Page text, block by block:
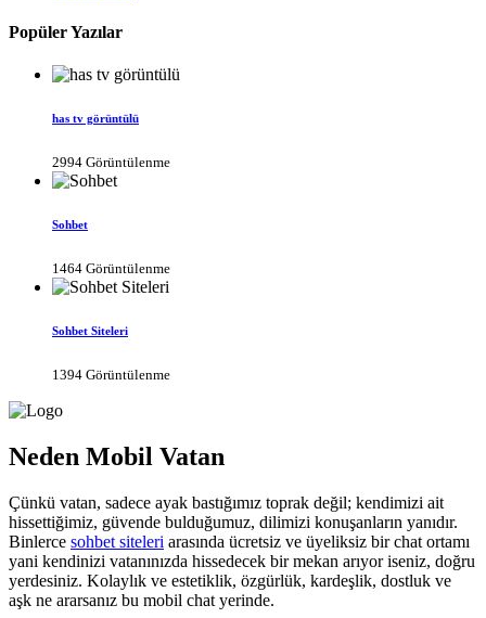
Popüler Yazılar
has tv görüntülü
2994 Görüntülenme
Sohbet
1464 Görüntülenme
Sohbet Siteleri
1394 Görüntülenme
Neden Mobil Vatan
Çünkü vatan, sadece ayak bastığımız toprak değil; kendimizi ait
hissettiğimiz, güvende bulduğumuz, dilimizi konuşanların yanıdır.
Binlerce sohbet siteleri arasında ücretsiz ve üyeliksiz bir chat ortamı
yani kendinizi vatanınızda hissedecek bir mekan arıyor iseniz, doğru
yerdesiniz. Kolaylık ve estetiklik, özgürlük, kardeşlik, dostluk ve
aşk ne ararsanız bu mobil chat yerinde.